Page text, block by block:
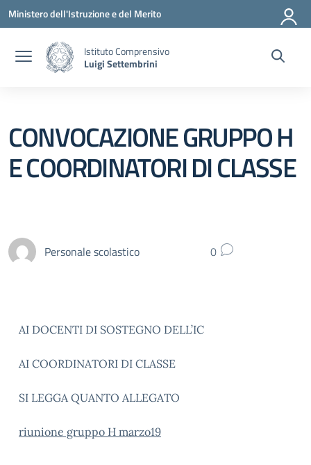
Vai ai contenuti
Vai al menu di navigazione
Vai al footer
Ministero dell'Istruzione e del Merito
Istituto Comprensivo
Luigi Settembrini
CONVOCAZIONE GRUPPO H
E COORDINATORI DI CLASSE
Personale scolastico 0
AI DOCENTI DI SOSTEGNO DELL’IC
AI COORDINATORI DI CLASSE
SI LEGGA QUANTO ALLEGATO
riunione gruppo H marzo19